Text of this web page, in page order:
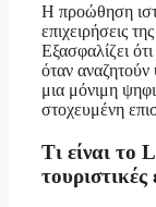
Η προώθηση
επιχειρήσεις
Εξασφαλίζει
όταν αναζητούν
μια μόνιμη
στοχευμένη
Τι είναι το